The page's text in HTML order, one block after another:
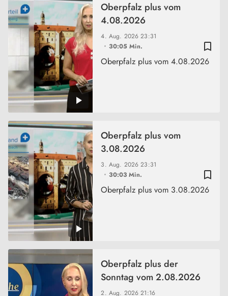
bookmark_border
4. Aug. 202623:31
30:05 Min.
Oberpfalz plus vom
4.08.2026
Oberpfalz plus vom 4.08.2026
bookmark_border
3. Aug. 202623:31
30:03 Min.
Oberpfalz plus vom
3.08.2026
Oberpfalz plus vom 3.08.2026
2. Aug. 202621:16
Oberpfalz plus der
Sonntag vom 2.08.2026